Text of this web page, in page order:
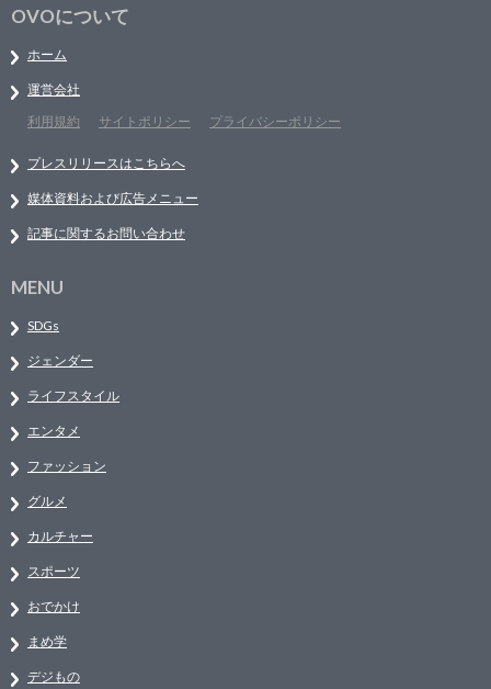
OVOについて
ホーム
運営会社
利用規約
サイトポリシー プライバシーポリシー
プレスリリースはこちらへ
媒体資料および広告メニュー
記事に関するお問い合わせ
MENU
SDGs
ジェンダー
ライフスタイル
エンタメ
ファッション
グルメ
カルチャー
スポーツ
おでかけ
まめ学
デジもの